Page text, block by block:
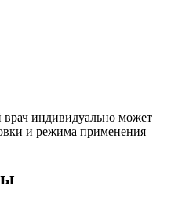
индивидуально может
и режима применения